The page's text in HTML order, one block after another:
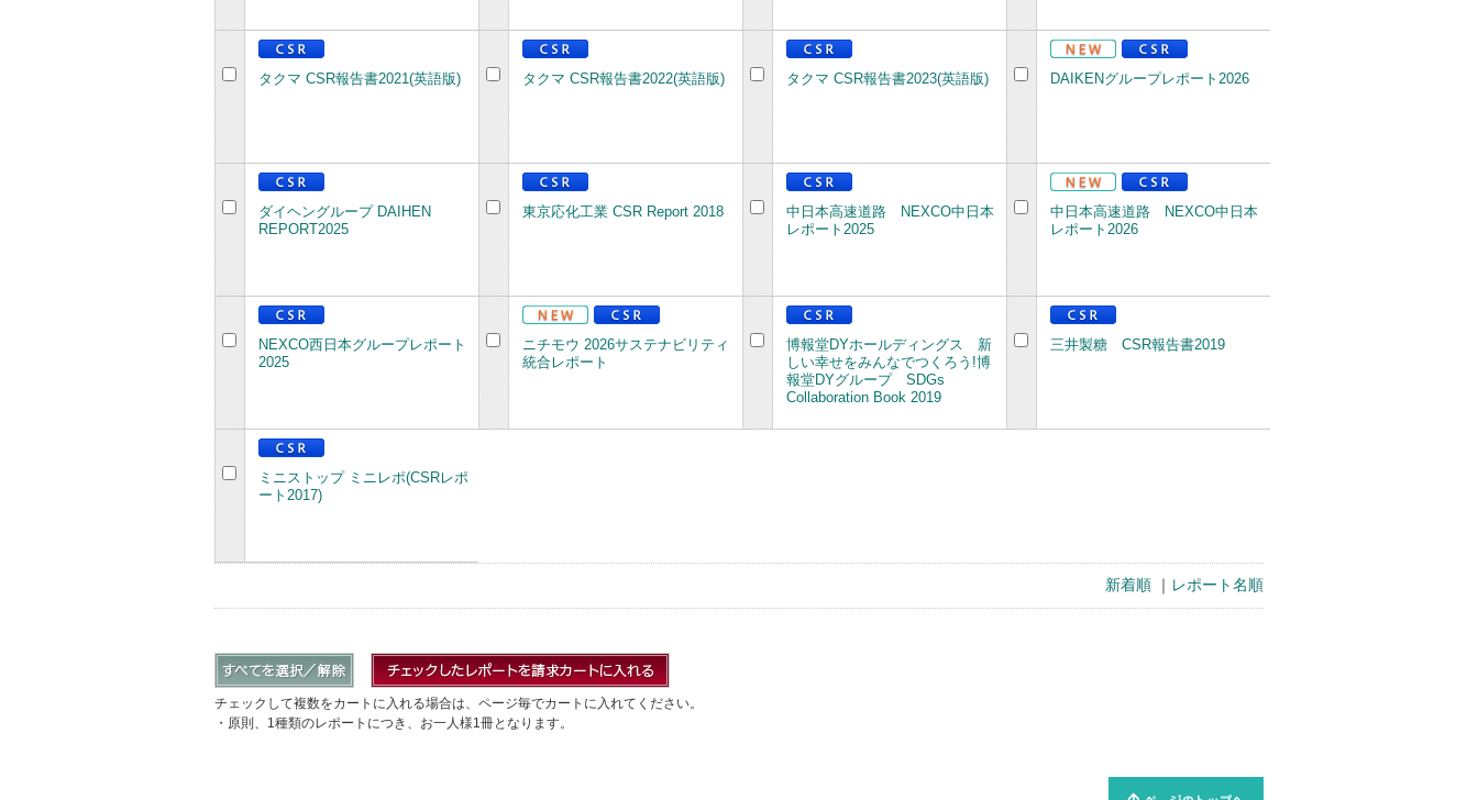
タクマ CSR報告書2021(英語版) タクマ CSR報告書2022(英語版) タクマ CSR報告書2023(英語版) DAIKENグループレポート2026
ダイヘングループ DAIHEN
REPORT2025
東京応化工業 CSR Report 2018
中日本高速道路 NEXCO中日本
レポート2025
中日本高速道路 NEXCO中日本
レポート2026
NEXCO西日本グループレポート
2025
ニチモウ 2026サステナビリティ
統合レポート
博報堂DYホールディングス 新
しい幸せをみんなでつくろう!博
報堂DYグループ SDGs
Collaboration Book 2019
三井製糖 CSR報告書2019
ミニストップ ミニレポ(CSRレポ
ート2017)
新着順 レポート名順
チェックして複数をカートに入れる場合は、ページ毎でカートに入れてください。
・原則、1種類のレポートにつき、お一人様1冊となります。